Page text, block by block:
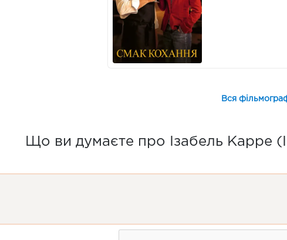
Вся
Що ви думаєте про Ізабель Карре